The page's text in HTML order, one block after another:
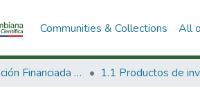
Communities & Collections All
1. Investigación Financiada con Recursos Públicos